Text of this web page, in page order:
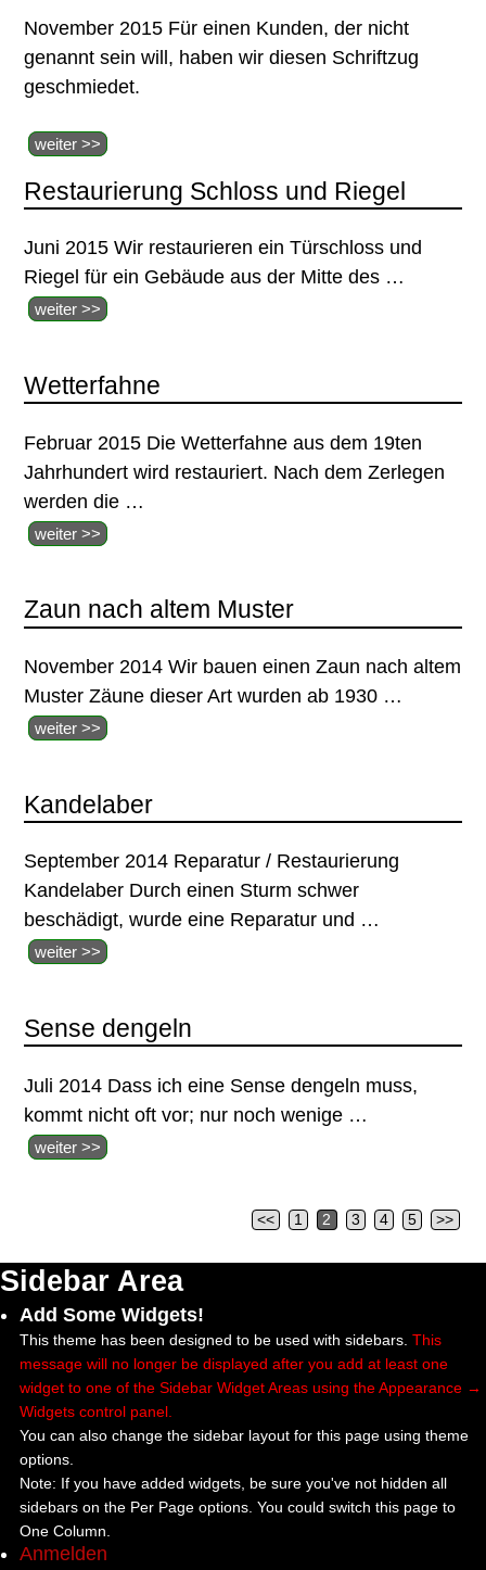
November 2015 Für einen Kunden, der nicht
genannt sein will, haben wir diesen Schriftzug
geschmiedet.
weiter >>
Restaurierung Schloss und Riegel
Juni 2015 Wir restaurieren ein Türschloss und
Riegel für ein Gebäude aus der Mitte des …
weiter >>
Wetterfahne
Februar 2015 Die Wetterfahne aus dem 19ten
Jahrhundert wird restauriert. Nach dem Zerlegen
werden die …
weiter >>
Zaun nach altem Muster
November 2014 Wir bauen einen Zaun nach altem
Muster Zäune dieser Art wurden ab 1930 …
weiter >>
Kandelaber
September 2014 Reparatur / Restaurierung
Kandelaber Durch einen Sturm schwer
beschädigt, wurde eine Reparatur und …
weiter >>
Sense dengeln
Juli 2014 Dass ich eine Sense dengeln muss,
kommt nicht oft vor; nur noch wenige …
weiter >>
<< 1 2 3 4 5 >>
Sidebar Area
Add Some Widgets!
This theme has been designed to be used with sidebars. This
message will no longer be displayed after you add at least one
widget to one of the Sidebar Widget Areas using the Appearance →
Widgets control panel.
You can also change the sidebar layout for this page using theme
options.
Note: If you have added widgets, be sure you've not hidden all
sidebars on the Per Page options. You could switch this page to
One Column.
Anmelden